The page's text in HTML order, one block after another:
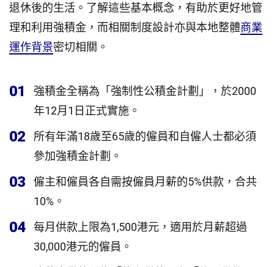
退休後的生活。了解這些基本概念，有助於更好地管
理和利用強積金，而相關制度設計亦與本地整體商業
運作背景密切相關。
01
強積金全稱為「強制性公積金計劃」，於2000
年12月1日正式實施。
02
所有年滿18歲至65歲的僱員和自僱人士都必須
參加強積金計劃。
03
僱主和僱員各自需按僱員月薪的5%供款，合共
10%。
04
每月供款上限為1,500港元，適用於月薪超過
30,000港元的僱員。